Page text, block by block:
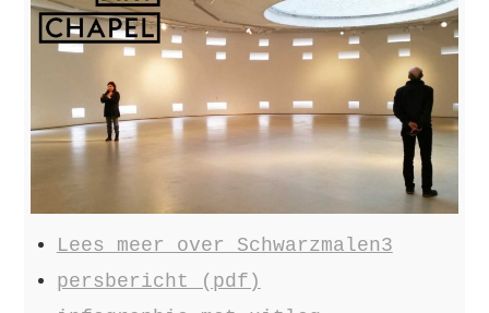
Lees meer over Schwarzmalen3
persbericht (pdf)